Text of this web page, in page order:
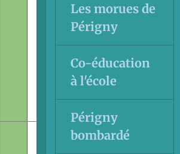
Les morues de
Périgny
Co-éducation
à l'école
Périgny
bombardé